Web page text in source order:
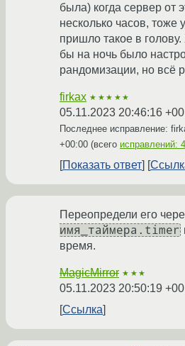
была) когда сервер от
несколько часов, тоже
пришло такое в
бы на ночь было
рандомизации, но всё
firkax ★★★★★
05.11.2023 20:46:16
Последнее исправление:
+00:00 (всего исправлений: 4
Показать ответ
Переопредели его
имя_таймера.timer
время.
MagicMirror ★★★
05.11.2023 20:50:19
Ссылка